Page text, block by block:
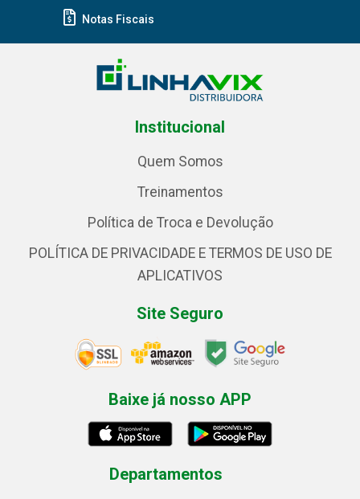
Notas Fiscais
Institucional
Quem Somos
Treinamentos
Política de Troca e Devolução
POLÍTICA DE PRIVACIDADE E TERMOS DE USO DE
APLICATIVOS
Site Seguro
Baixe já nosso APP
Departamentos